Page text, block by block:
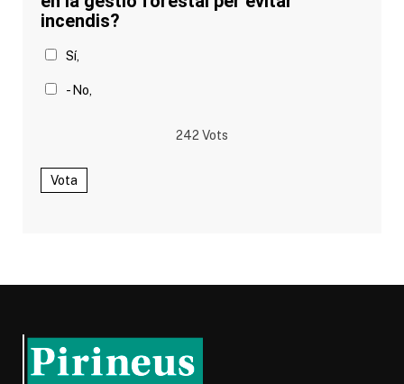
incendis?
Sí,
- No,
242 Vots
Vota